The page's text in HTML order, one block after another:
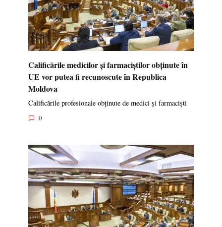
Calificările medicilor și farmaciștilor obținute în
UE vor putea fi recunoscute în Republica
Moldova
Calificările profesionale obținute de medici și farmaciști
0